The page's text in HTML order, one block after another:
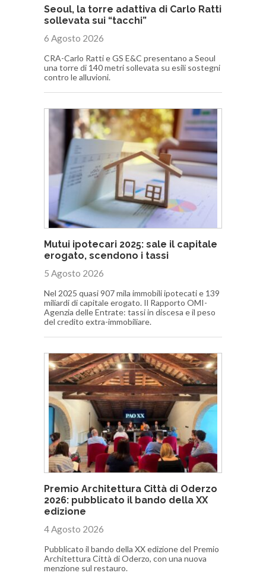
Seoul, la torre adattiva di Carlo Ratti
sollevata sui “tacchi”
6 Agosto 2026
CRA-Carlo Ratti e GS E&C presentano a Seoul
una torre di 140 metri sollevata su esili sostegni
contro le alluvioni.
Mutui ipotecari 2025: sale il capitale
erogato, scendono i tassi
5 Agosto 2026
Nel 2025 quasi 907 mila immobili ipotecati e 139
miliardi di capitale erogato. Il Rapporto OMI-
Agenzia delle Entrate: tassi in discesa e il peso
del credito extra-immobiliare.
Premio Architettura Città di Oderzo
2026: pubblicato il bando della XX
edizione
4 Agosto 2026
Pubblicato il bando della XX edizione del Premio
Architettura Città di Oderzo, con una nuova
menzione sul restauro.